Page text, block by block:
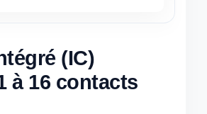
(IC)
à 16 contacts